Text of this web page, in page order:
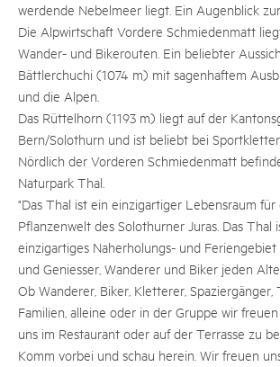
werdende Nebelmeer liegt. Ein Augenblick
Die Alpwirtschaft Vordere Schmiedenmatt
Wander- und Bikerouten. Ein beliebter
Bättlerchuchi (1074 m) mit sagenhaftem
und die Alpen.
Das Rüttelhorn (1193 m) liegt auf der
Bern/Solothurn und ist beliebt bei
Nördlich der Vorderen Schmiedenmatt
Naturpark Thal.
"Das Thal ist ein einzigartiger Lebensraum
Pflanzenwelt des Solothurner Juras. Das Thal
einzigartiges Naherholungs- und
und Geniesser, Wanderer und Biker jeden
Ob Wanderer, Biker, Kletterer,
Familien, alleine oder in der Gruppe wir
uns im Restaurant oder auf der Terrasse zu
Komm vorbei und schau herein. Wir freuen